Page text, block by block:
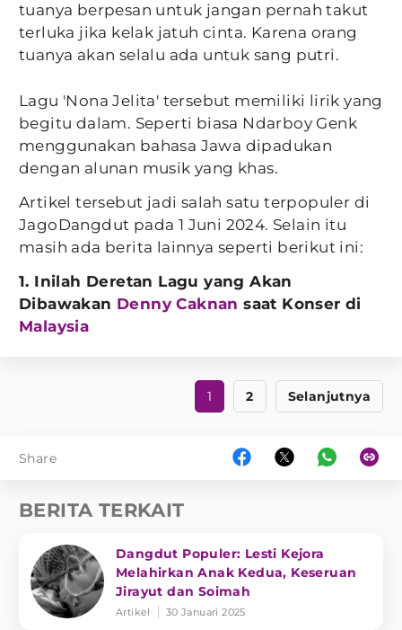
tuanya berpesan untuk jangan pernah takut
terluka jika kelak jatuh cinta. Karena orang
tuanya akan selalu ada untuk sang putri.
Lagu 'Nona Jelita' tersebut memiliki lirik yang
begitu dalam. Seperti biasa Ndarboy Genk
menggunakan bahasa Jawa dipadukan
dengan alunan musik yang khas.
Artikel tersebut jadi salah satu terpopuler di
JagoDangdut pada 1 Juni 2024. Selain itu
masih ada berita lainnya seperti berikut ini:
1. Inilah Deretan Lagu yang Akan
Dibawakan Denny Caknan saat Konser di
Malaysia
1 2 Selanjutnya
Share
BERITA TERKAIT
Dangdut Populer: Lesti Kejora
Melahirkan Anak Kedua, Keseruan
Jirayut dan Soimah
Artikel 30 Januari 2025